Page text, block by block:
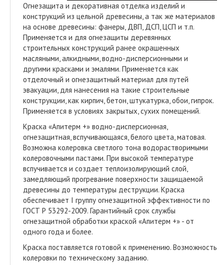
Огнезащита и декоративная отделка изделий и
конструкций из цельной древесины, а так же материалов
на основе древесины: фанеры, ДВП, ДСП, ЦСП и т.п.
Применяется и для огнезащиты деревянных
строительных конструкций ранее окрашенных
масляными, алкидными, водно-дисперсионными и
другими красками и эмалями. Применяется как
отделочный и огнезащитный материал для путей
эвакуации, для нанесения на такие строительные
конструкции, как кирпич, бетон, штукатурка, обои, гипрок.
Применяется в условиях закрытых, сухих помещений.
Краска «Апитерм +» водно-дисперсионная,
огнезащитная, вспучивающаяся, белого цвета, матовая.
Возможна колеровка светлого тона водорастворимыми
колеровочными пастами. При высокой температуре
вспучивается и создает теплоизолирующий слой,
замедляющий прогревание поверхности защищаемой
древесины до температуры деструкции. Краска
обеспечивает I группу огнезащитной эффективности по
ГОСТ Р 53292-2009. Гарантийный срок службы
огнезащитной обработки краской «Апитерм +» - от
одного года и более.
Краска поставляется готовой к применению. Возможность
колеровки по техническому заданию.